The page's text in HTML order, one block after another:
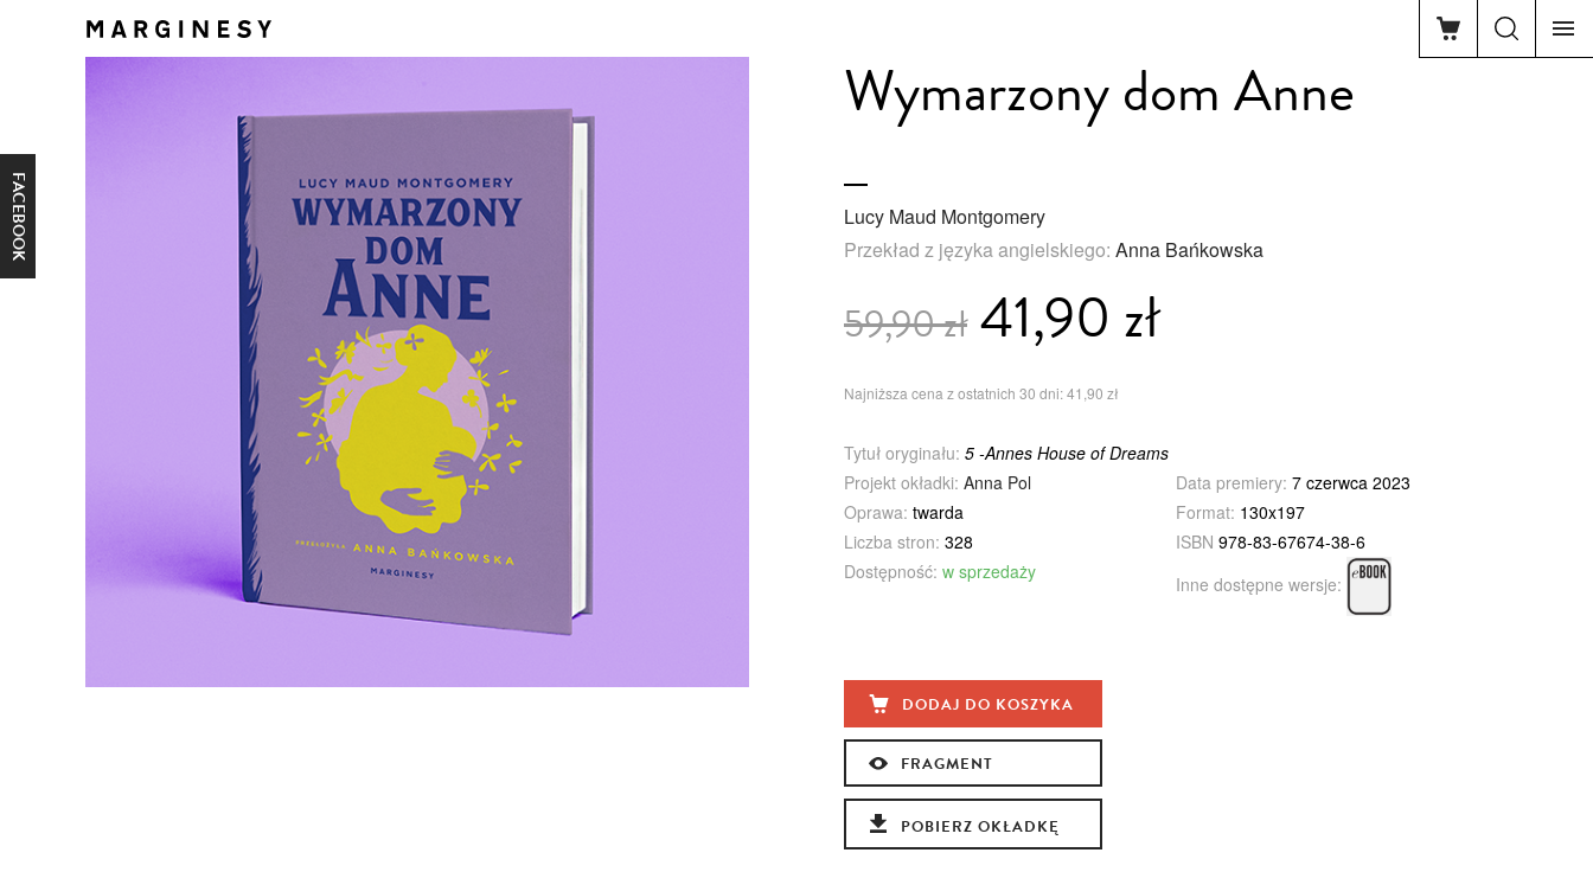
FACEBOOK
Wymarzony dom Anne
Lucy Maud Montgomery
Przekład z języka angielskiego: Anna Bańkowska
59,90 zł41,90 zł
Najniższa cena z ostatnich 30 dni: 41,90 zł
Tytuł oryginału: 5 -Annes House of Dreams
Projekt okładki: Anna Pol Data premiery: 7 czerwca 2023
Oprawa: twarda Format: 130x197
Liczba stron: 328 ISBN 978-83-67674-38-6
Dostępność: w sprzedaży
Inne dostępne wersje:
DODAJ DO KOSZYKA
FRAGMENT
POBIERZ OKŁADKĘ